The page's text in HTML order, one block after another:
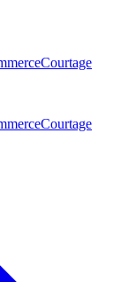
Courtage
Courtage